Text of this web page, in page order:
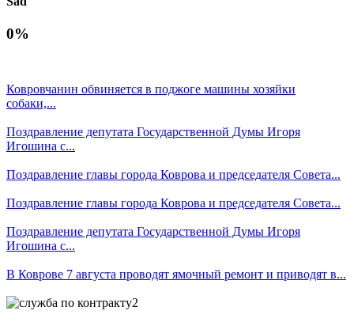
0%
Ковровчанин обвиняется в поджоге машины хозяйки
собаки,...
Поздравление депутата Государственной Думы Игоря
Игошина с...
Поздравление главы города Коврова и председателя Совета...
Поздравление главы города Коврова и председателя Совета...
Поздравление депутата Государственной Думы Игоря
Игошина с...
В Коврове 7 августа проводят ямочный ремонт и приводят в...